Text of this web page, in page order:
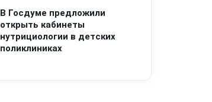
В Госдуме предложили
открыть кабинеты
нутрициологии в детских
поликлиниках